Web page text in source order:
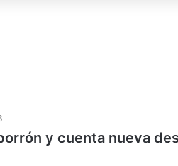
y cuenta nueva